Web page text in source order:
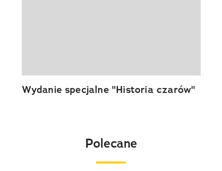
Wydanie specjalne "Historia czarów"
Polecane